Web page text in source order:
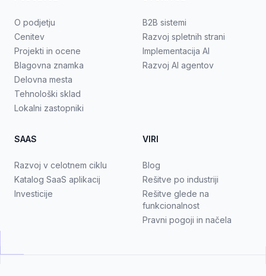
O podjetju
Cenitev
Projekti in ocene
Blagovna znamka
Delovna mesta
Tehnološki sklad
Lokalni zastopniki
B2B sistemi
Razvoj spletnih strani
Implementacija AI
Razvoj AI agentov
SAAS
Razvoj v celotnem ciklu
Katalog SaaS aplikacij
Investicije
VIRI
Blog
Rešitve po industriji
Rešitve glede na
funkcionalnost
Pravni pogoji in načela